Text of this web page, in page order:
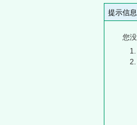
提示信
您